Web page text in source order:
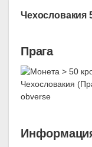
Чехословакия
Прага